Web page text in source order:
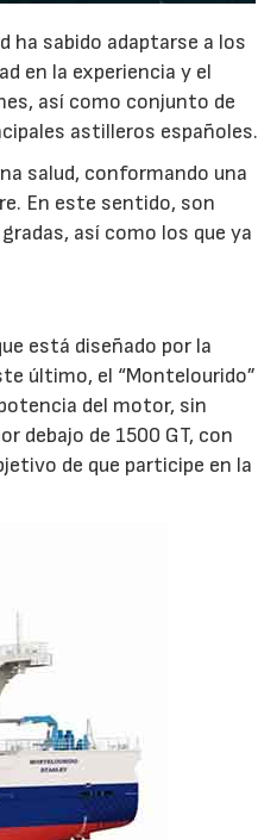
ha sabido adaptarse a los
en la experiencia y el
así como conjunto de
astilleros españoles.
salud, conformando una
En este sentido, son
así como los que ya
está diseñado por la
último, el “Montelourido”
del motor, sin
debajo de 1500 GT, con
de que participe en la